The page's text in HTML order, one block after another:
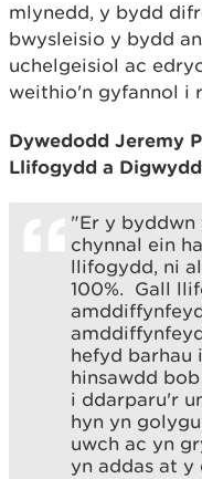
mlynedd, y bydd
bwysleisio y bydd
uchelgeisiol ac
weithio'n gyfannol i
Dywedodd Jeremy
Llifogydd a
"Er y byddwn
chynnal ein
llifogydd, ni
100%. Gall
hefyd barhau
hinsawdd
i ddarparu'r
hyn yn
uwch ac yn
yn addas at y